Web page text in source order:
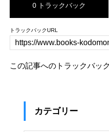
0 トラックバック
トラックバックURL
この記事へのトラックバッ
カテゴリー